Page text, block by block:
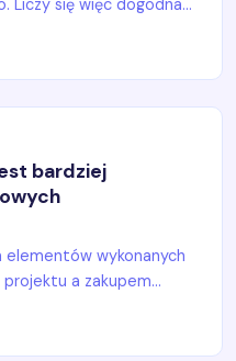
Liczy się więc dogodna...
bardziej
elementów wykonanych
a zakupem...